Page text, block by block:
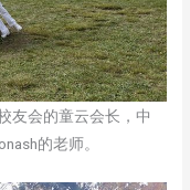
友会的童云会长，中
的老师。